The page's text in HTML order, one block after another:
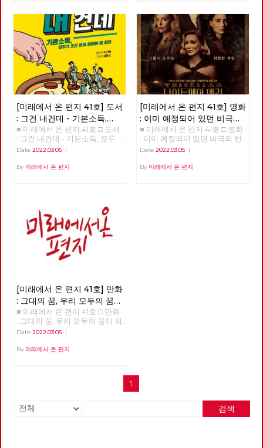
[미래에서 온 편지 41호] 도서
: 그건 내건데 - 기본소득,
모두가 차별없이 찾아야 할
권리
■ 미래에서 온 편지 41호 □ 도서
: 그건 내건데 - 기본소득, 모두
가 차별없이 찾아야 할 권리
Date 2022.03.05 |
By 미래에서 온 편지
[미래에서 온 편지 41호] 영화
: 이미 예정되어 있던 비극의
반복 – 나이트메어 앨리
■ 미래에서 온 편지 41호 □ 영화
: 이미 예정되어 있던 비극의 반
복 – 나이트메어 앨리 >>>>>>
Date 2022.03.05|
By 미래에서 온 편지
[미래에서 온 편지 41호] 만화
: 그대의 꿈, 우리 모두의 꿈이
되어
■ 미래에서 온 편지 41호 □ 만화
: 그대의 꿈, 우리 모두의 꿈이 되
어 >>>>>> 업로드 준비중
Date 2022.03.05 |
By 미래에서 온 편지
1
검색